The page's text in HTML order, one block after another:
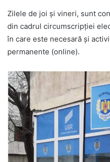
Zilele de joi și vineri, sunt
din cadrul circumscripției
în care este necesară și
permanente (online).